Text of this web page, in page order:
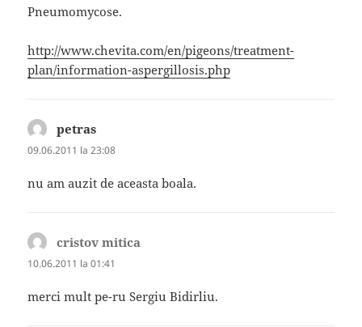
Pneumomycose.
http://www.chevita.com/en/pigeons/treatment-
plan/information-aspergillosis.php
petras
09.06.2011 la 23:08
nu am auzit de aceasta boala.
cristov mitica
10.06.2011 la 01:41
merci mult pe-ru Sergiu Bidirliu.